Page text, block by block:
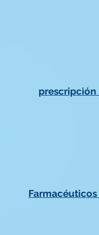
prescripción